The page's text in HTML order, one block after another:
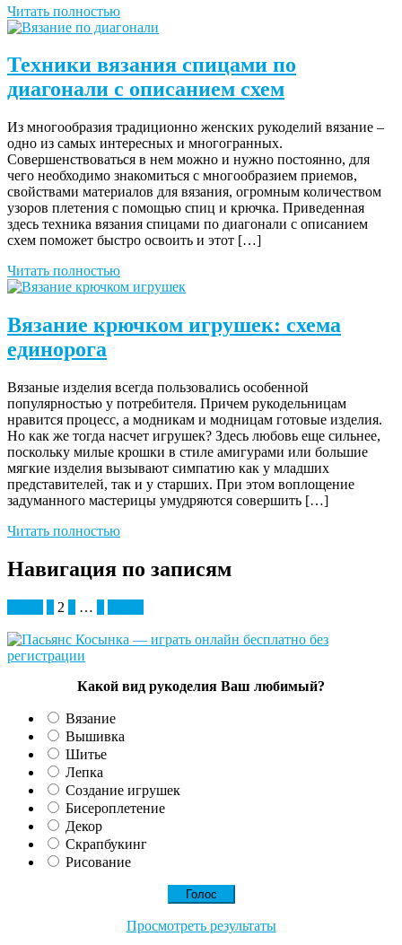
Читать полностью
Техники вязания спицами по
диагонали с описанием схем
Из многообразия традиционно женских рукоделий вязание –
одно из самых интересных и многогранных.
Совершенствоваться в нем можно и нужно постоянно, для
чего необходимо знакомиться с многообразием приемов,
свойствами материалов для вязания, огромным количеством
узоров плетения с помощью спиц и крючка. Приведенная
здесь техника вязания спицами по диагонали с описанием
схем поможет быстро освоить и этот […]
Читать полностью
Вязание крючком игрушек: схема
единорога
Вязаные изделия всегда пользовались особенной
популярностью у потребителя. Причем рукодельницам
нравится процесс, а модникам и модницам готовые изделия.
Но как же тогда насчет игрушек? Здесь любовь еще сильнее,
поскольку милые крошки в стиле амигурами или большие
мягкие изделия вызывают симпатию как у младших
представителей, так и у старших. При этом воплощение
задуманного мастерицы умудряются совершить […]
Читать полностью
Навигация по записям
2 …
Какой вид рукоделия Ваш любимый?
Вязание
Вышивка
Шитье
Лепка
Создание игрушек
Бисероплетение
Декор
Скрапбукинг
Рисование
Просмотреть результаты